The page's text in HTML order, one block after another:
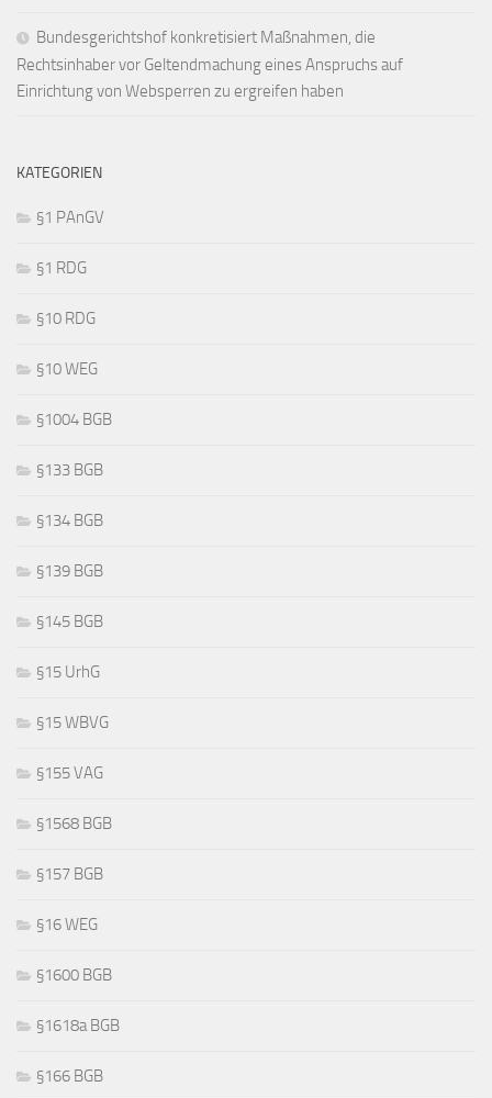
Bundesgerichtshof konkretisiert Maßnahmen, die
Rechtsinhaber vor Geltendmachung eines Anspruchs auf
Einrichtung von Websperren zu ergreifen haben
KATEGORIEN
§1 PAnGV
§1 RDG
§10 RDG
§10 WEG
§1004 BGB
§133 BGB
§134 BGB
§139 BGB
§145 BGB
§15 UrhG
§15 WBVG
§155 VAG
§1568 BGB
§157 BGB
§16 WEG
§1600 BGB
§1618a BGB
§166 BGB